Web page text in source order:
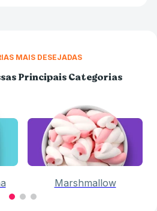
MAIS DESEJADAS
Principais Categorias
Marshmallow